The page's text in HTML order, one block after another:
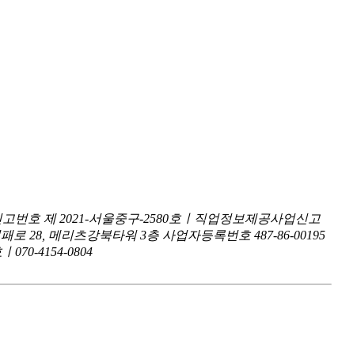
번호 제 2021-서울중구-2580호ㅣ직업정보제공사업신고
로 28, 메리츠강북타워 3층 사업자등록번호 487-86-00195
070-4154-0804